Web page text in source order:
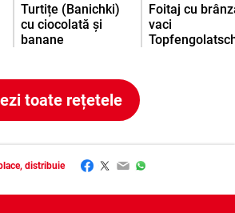
Turtițe (Banichki)
cu ciocolată și
banane
Foitaj cu
vaci
toate rețetele
distribuie Facebook
Twitter
EmailWhatsApp